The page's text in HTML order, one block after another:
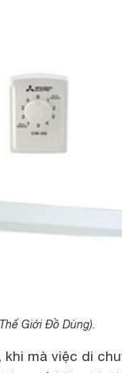
Giới Đồ Dùng).
mà việc di